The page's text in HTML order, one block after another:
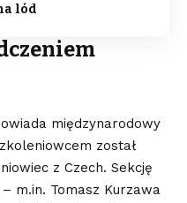
lód
międzynarodowy
został
z Czech. Sekcję
m.in. Tomasz Kurzawa